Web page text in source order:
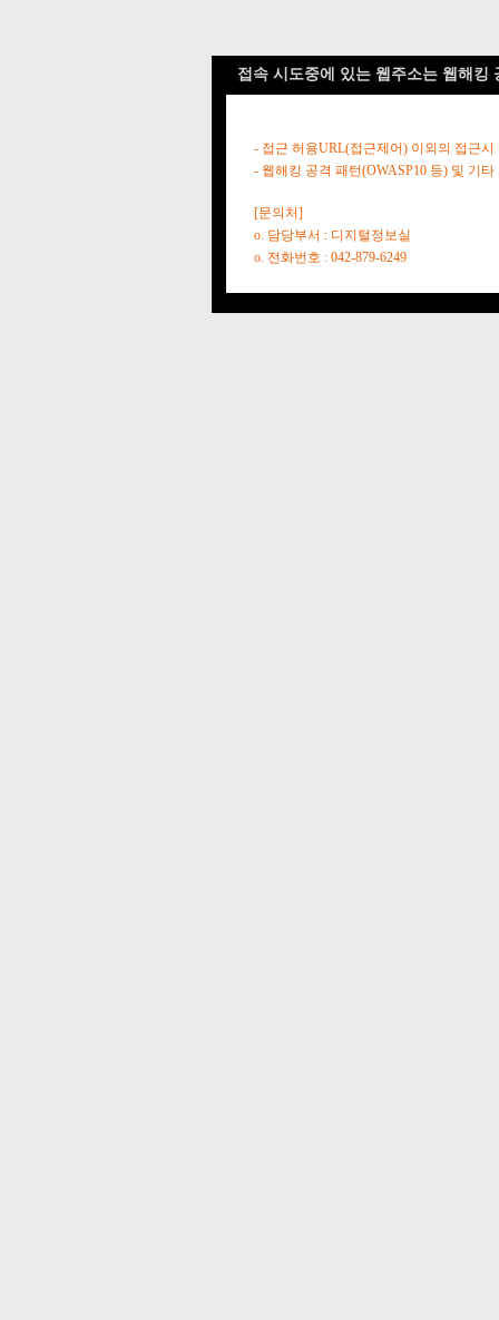
접속 시도중에 있는 웹주소는 웹해킹
- 접근 허용URL(접근제어) 이외의 접근시
- 웹해킹 공격 패턴(OWASP10 등) 및 기
[문의처]
o. 담당부서 : 디지털정보실
o. 전화번호 : 042-879-6249